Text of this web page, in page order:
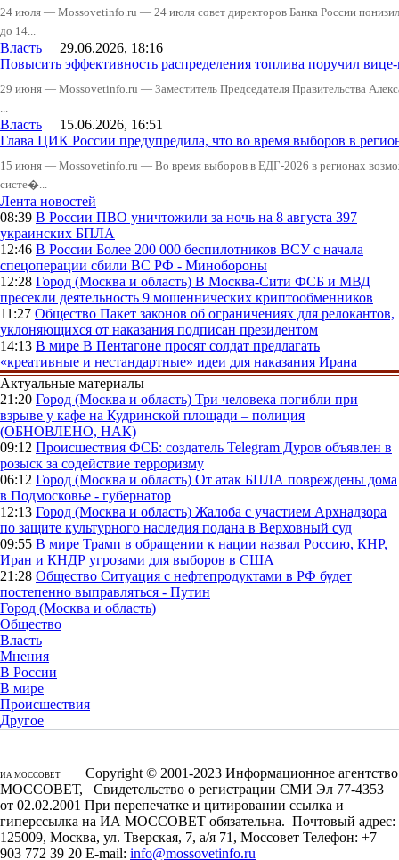
24 июля — Mossovetinfo.ru — 24 июля совет директоров Банка России
до 14...
Власть 29.06.2026, 18:16
Повысить эффективность распределения топлива поручил
29 июня — Mossovetinfo.ru — Заместитель Председателя Правительства
...
Власть 15.06.2026, 16:51
Глава ЦИК России предупредила, что во время выборов в
15 июня — Mossovetinfo.ru — Во время выборов в ЕДГ-2026 в регионах
систе�...
Лента новостей
08:39 В России ПВО уничтожили за ночь на 8 августа 397
украинских БПЛА
12:46 В России Более 200 000 беспилотников ВСУ с начала
спецоперации сбили ВС РФ - Минобороны
12:28 Город (Москва и область) В Москва-Сити ФСБ и МВД
пресекли деятельность 9 мошеннических криптообменников
11:27 Общество Пакет законов об ограничениях для релокантов,
уклоняющихся от наказания подписан президентом
14:13 В мире В Пентагоне просят солдат предлагать
«креативные и нестандартные» идеи для наказания Ирана
Актуальные материалы
21:20 Город (Москва и область) Три человека погибли при
взрыве у кафе на Кудринской площади – полиция
(ОБНОВЛЕНО, НАК)
09:12 Происшествия ФСБ: создатель Telegram Дуров объявлен в
розыск за содействие терроризму
06:12 Город (Москва и область) От атак БПЛА повреждены дома
в Подмосковье - губернатор
12:13 Город (Москва и область) Жалоба с участием Архнадзора
по защите культурного наследия подана в Верховный суд
09:55 В мире Трамп в обращении к нации назвал Россию, КНР,
Иран и КНДР угрозами для выборов в США
21:28 Общество Ситуация с нефтепродуктами в РФ будет
постепенно выправляться - Путин
Город (Москва и область)
Общество
Власть
Мнения
В России
В мире
Происшествия
Другое
ИА МОССОВЕТ
Copyright © 2001-2023 Информационное агентство
МОССОВЕТ, Свидетельство о регистрации СМИ Эл 77-4353
от 02.02.2001 При перепечатке и цитировании ссылка и
гиперссылка на ИА МОССОВЕТ обязательна. Почтовый адрес:
125009, Москва, ул. Тверская, 7, а/я 71, Моссовет Телефон: +7
903 772 39 20 E-mail: info@mossovetinfo.ru